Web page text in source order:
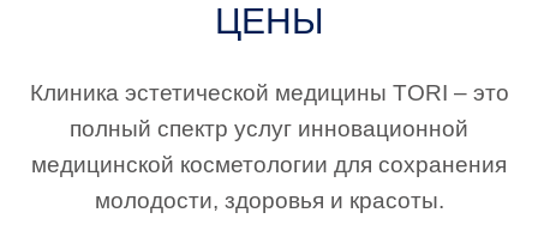
ЦЕНЫ
Клиника эстетической медицины TORI – это
полный спектр услуг инновационной
медицинской косметологии для сохранения
молодости, здоровья и красоты.